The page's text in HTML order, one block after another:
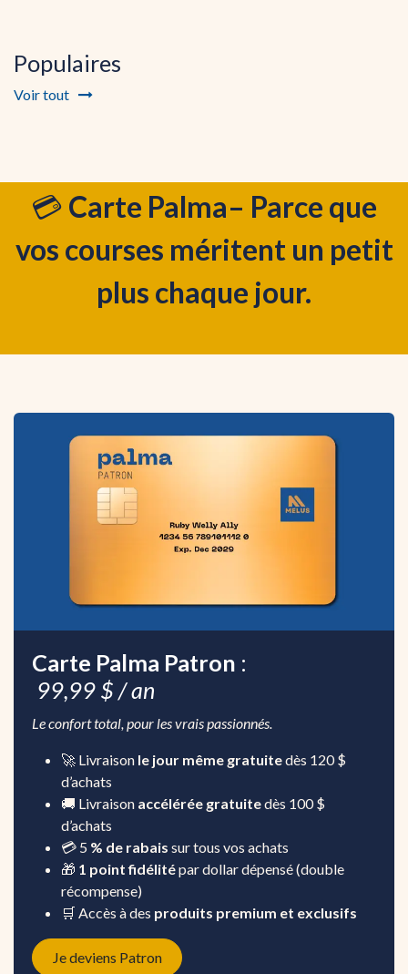
Populaires
Voir tout
💳 Carte Palma– Parce que
vos courses méritent un petit
plus chaque jour.
Carte Palma Patron :
99,99 $ / an
Le confort total, pour les vrais passionnés.
🚀 Livraison le jour même gratuitedès 120 $
d’achats
🚚 Livraison accélérée gratuitedès 100 $
d’achats
💳 5 % de rabais sur tous vos achats
🎁 1 point fidélitépar dollar dépensé (double
récompense)
🛒 Accès à des produits premium et exclusifs
Je deviens Patron